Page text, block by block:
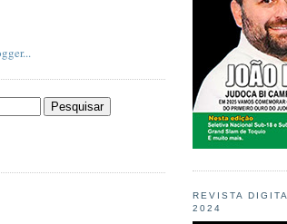
REVISTA
2024